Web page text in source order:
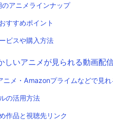
アニメラインナップ
すすめポイント
ビスや購入方法
しいアニメが見られる動画配
メ・Amazonプライムなどで見れ
の活用方法
作品と視聴先リンク